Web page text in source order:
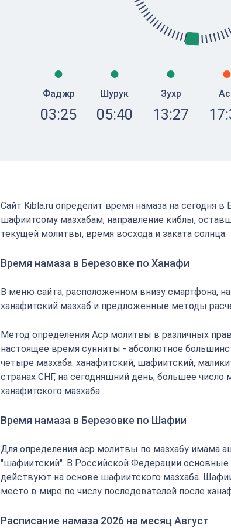
Фаджр
03:25
Шурук
05:40
Зухр
13:27
Сайт Kibla.ru определит время намаза на сегодня
шафиитсому мазхабам, направление киблы,
текущей молитвы, время восхода и заката солнца.
Время намаза в Березовке по Ханафи
В меню сайта, расположенном внизу смартфона,
ханафитский мазхаб и предложенные методы
Метод определения Аср молитвы в различных
настоящее время сунниты - абсолютное
четыре мазхаба: ханафитский, шафиитский,
странах СНГ, на сегодняшний день, большее
ханафитского мазхаба.
Время намаза в Березовке по Шафии
Для определения аср молитвы по мазхабу имама
"шафиитский". В Российской Федерации основные
действуют на основе шафиитского мазхаба.
место в мире по числу последователей после
Расписание намаза 2026 на месяц Август